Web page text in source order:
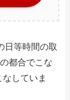
日等時間の取
都合でこな
していま